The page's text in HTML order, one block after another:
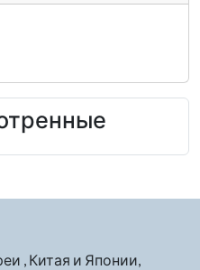
, Китая и Японии,